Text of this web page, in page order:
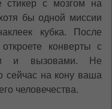
стикер с мозгом на
бы одной миссии
кубка. После
конверты с
и вызовами. Не
сейчас на кону ваша
человечества.